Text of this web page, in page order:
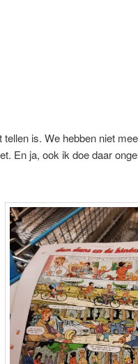
is. We hebben niet
En ja, ook ik doe daar